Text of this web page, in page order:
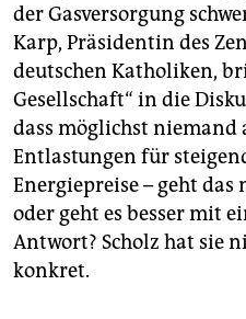
der Gasversorgung
Karp, Präsidentin des
deutschen Katholiken,
Gesellschaft“ in die
dass möglichst niemand
Entlastungen für
Energiepreise – geht
oder geht es besser mit
Antwort? Scholz hat sie
konkret.